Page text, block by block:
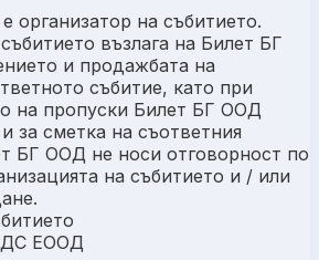
на събитието.
възлага на Билет БГ
и продажбата на
събитие, като при
на пропуски Билет БГ ООД
за сметка на съответния
БГ ООД не носи отговорност по
на събитието и / или
ЕООД